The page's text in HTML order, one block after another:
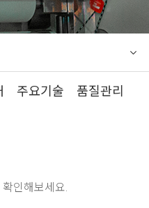
주요기술 품질관리
인해보세요.